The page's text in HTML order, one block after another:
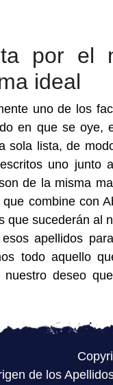
por el
ideal
uno de los
en que se oye,
sola lista, de
uno junto
de la misma
combine con
que sucederán al
apellidos
todo aquello
deseo
de los